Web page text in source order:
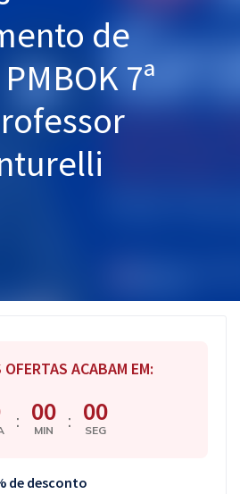
de
7ª
OFERTAS ACABAM EM:
: 00
MIN : 00
SEG
de desconto